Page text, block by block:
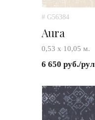
# G56384
Aura
0,53 х 10,05 м.
6 650 руб./рул